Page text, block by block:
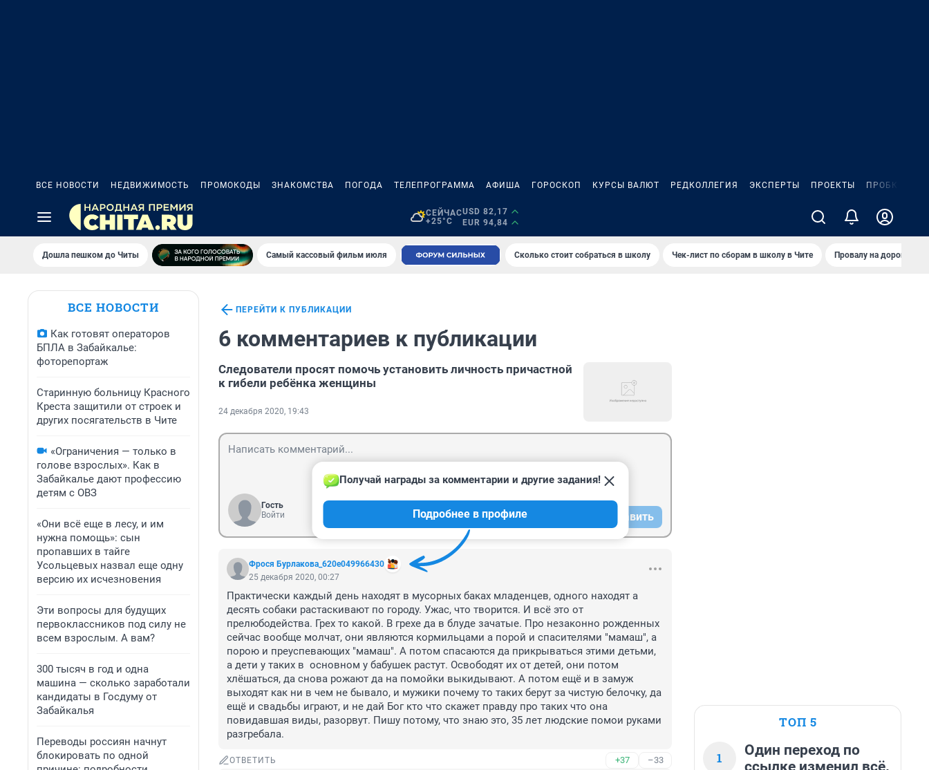
ВСЕ НОВОСТИ НЕДВИЖИМОСТЬ ПРОМОКОДЫ ЗНАКОМСТВА ПОГОДА ТЕЛЕПРОГРАММА АФИША ГОРОСКОП КУРСЫ ВАЛЮТ РЕДКОЛЛЕГИЯ ЭКСПЕРТЫ ПРОЕКТЫ ПРОБКИ
СЕЙЧАС
+25°C
USD 82,17
EUR 94,84
Дошла пешком до Читы Самый кассовый фильм июля Сколько стоит собраться в школу Чек-лист по сборам в школу в Чите Провалу на дороге
ВСЕ НОВОСТИ
Как готовят операторов
БПЛА в Забайкалье:
фоторепортаж
Старинную больницу Красного
Креста защитили от строек и
других посягательств в Чите
«Ограничения — только в
голове взрослых». Как в
Забайкалье дают профессию
детям с ОВЗ
«Они всё еще в лесу, и им
нужна помощь»: сын
пропавших в тайге
Усольцевых назвал еще одну
версию их исчезновения
Эти вопросы для будущих
первоклассников под силу не
всем взрослым. А вам?
300 тысяч в год и одна
машина — сколько заработали
кандидаты в Госдуму от
Забайкалья
Переводы россиян начнут
блокировать по одной
ПЕРЕЙТИ К ПУБЛИКАЦИИ
6 комментариев к публикации
Следователи просят помочь установить личность причастной
к гибели ребёнка женщины
24 декабря 2020, 19:43
Гость
Войти
Отправить
Фрося Бурлакова_620e049966430
Получай награды за комментарии и другие задания!
Подробнее в профиле
25 декабря 2020, 00:27
Практически каждый день находят в мусорных баках младенцев, одного находят а
десять собаки растаскивают по городу. Ужас, что творится. И всё это от
прелюбодейства. Грех то какой. В грехе да в блуде зачатые. Про незаконно рожденных
сейчас вообще молчат, они являются кормильцами а порой и спасителями "мамаш", а
порою и преуспевающих "мамаш". А потом спасаются да прикрываться этими детьми,
а дети у таких в  основном у бабушек растут. Освободят их от детей, они потом
хлёшаться, да снова рожают да на помойки выкидывают. А потом ещё и в замуж
выходят как ни в чем не бывало, и мужики почему то таких берут за чистую белочку, да
ещё и свадьбы играют, и не дай Бог кто что скажет правду про таких что она
повидавшая виды, разорвут. Пишу потому, что знаю это, 35 лет людские помои руками
разгребала.
ОТВЕТИТЬ +37 –33
ТОП 5
1
Один переход по
ссылке изменил всё.